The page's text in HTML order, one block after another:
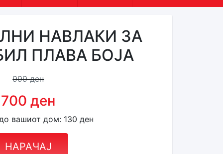
НАВЛАКИ ЗА
ПЛАВА БОЈА
999 ден
700 ден
вашиот дом: 130 ден
НАРАЧАЈ